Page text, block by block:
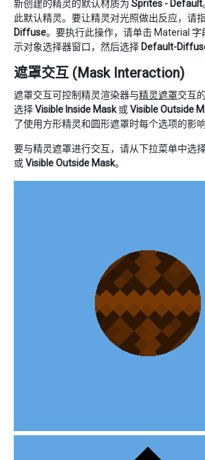
新创建的精灵的默认材质为 Sprites - Default
此默认精灵。要让精灵对光照做出反应，请
Diffuse。要执行此操作，请单击 Material 字
示对象选择器窗口，然后选择 Default-
遮罩交互 (Mask Interaction)
遮罩交互可控制精灵渲染器与精灵遮罩交互
选择Visible Inside Mask或Visible Outside
了使用方形精灵和圆形遮罩时每个选项的影响
要与精灵遮罩进行交互，请从下拉菜单中选
或Visible Outside Mask。